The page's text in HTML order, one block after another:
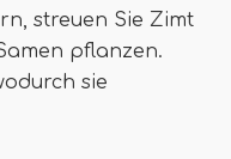
streuen Sie Zimt
pflanzen.
sie